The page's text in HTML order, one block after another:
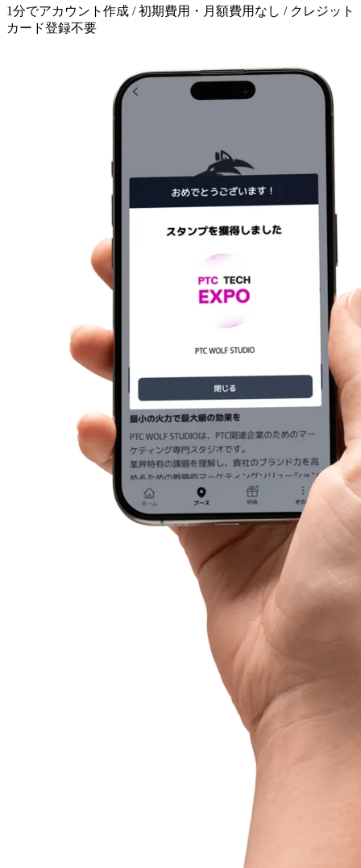
1分でアカウント作成 / 初期費用・月額費用なし / クレジット
カード登録不要